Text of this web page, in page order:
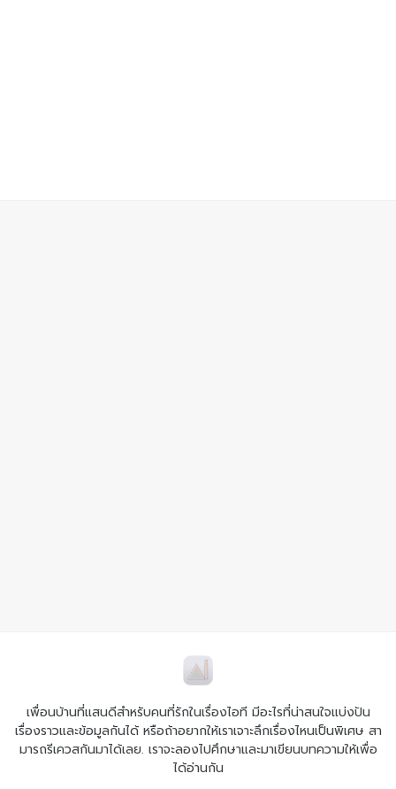
เพื่อนบ้านที่แสนดีสำหรับคนที่รักในเรื่องไอที มีอะไรที่น่าสนใจแบ่งปัน
เรื่องราวและข้อมูลกันได้ หรือถ้าอยากให้เราเจาะลึกเรื่องไหนเป็นพิเศษ สา
มารถรีเควสกันมาได้เลย. เราจะลองไปศึกษาและมาเขียนบทความให้เพื่อ
ได้อ่านกัน